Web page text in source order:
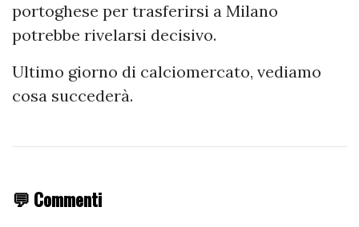
portoghese per trasferirsi a Milano
potrebbe rivelarsi decisivo.
Ultimo giorno di calciomercato, vediamo
cosa succederà.
💬 Commenti